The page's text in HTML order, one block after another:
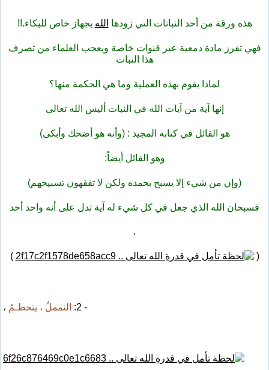
هذه ورقة من أحد النباتات التي زودها الله بجهاز خاص للبكاء.!!
فهي تفرز مادة دمعية عبر قنوات خاصة ويعجب العلماء من تصرف
هذا النبات
لماذا يقوم بهذه العملية وما هي الحكمة منها؟
إنها آية من آيات الله في النبات أليس الله تعالى
هو القائل في كتابه المجيد : (وأنه هو أضحك وأبكى)
وهو القائل أيضاً:
(وإن من شيء إلا يسبح بحمده ولكن لا تفقهون تسبيحهم)
فسبحان الله الذي جعل في كل شيء له آية تدل على أنه واحد أحد
.
(
)
- 2: النمملُ ، يتحطـمُ ،